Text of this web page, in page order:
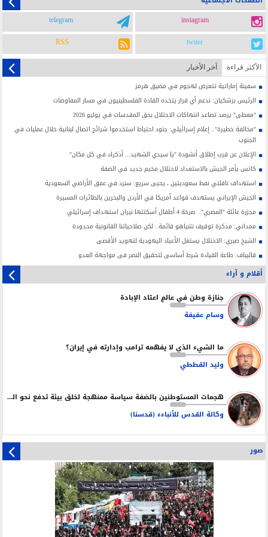
instagram
telegram
twiter
RSS
الأکثر قراءة آخر الأخبار
سفينة إماراتية تتعرض لهجوم في مضيق هرمز
الرئيس بزشكيان: ندعم أي قرار يتخذه القادة الفلسطينيون في مسار المفاوضات
"معطى" يرصد تصاعد انتهاكات الاحتلال بحق المقدسات في يوليو 2026
"مخالفة خطيرة".. إعلام إسرائيلي: جنود احتياط استخدموا شرائح اتصال لبنانية خلال عمليات في
الجنوب
الإعلان عن قرب إطلاق أنشودة "يا سيدي الشهيد... أذكرك في كل مكان"
كاتس يأمر الجيش بالاستعداد لاحتلال مخيم جديد في الضفة
استهداف ناقلتي نفط سعوديتين ، يحيى سريع: سنرد في عمق الأراضي السعودية
الجيش الإيراني يستهدف قواعد أمريكا في الأردن والبحرين بالطائرات المسيرة
مجزرة عائلة "المصري".. صرخة 4 أطفال أسكتتها نيران استهداف إسرائيلي
ممداني: مذكرة توقيف نتنياهو قائمة.. لكن صلاحياتنا القانونية محدودة
الشيخ صبري: الاحتلال يستغل الأعياد اليهودية لتهويد الأقصى
قاليباف: طاعة القيادة شرط أساسي لتحقيق النصر في مواجهة العدو
أقلام و آراء
جنازة وطن في عالمٍ اعتاد الإبادة
وسام عفيفة
ما الشيء الذي لا يفهمه ترامب وإدارته في إيران؟
وليد القططي
هجمات المستوطنين بالضفة سياسة ممنهجة لخلق بيئة تدفع نحو التهجير
وكالة القدس للأنباءء (قدسنا)
صور